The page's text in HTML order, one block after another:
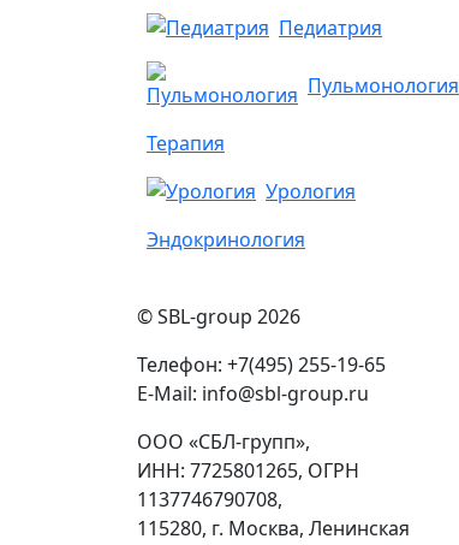
Педиатрия
Пульмонология
Терапия
Урология
Эндокринология
© SBL-group 2026
Телефон: +7(495) 255-19-65
E-Mail: info@sbl-group.ru
ООО «СБЛ-групп»,
ИНН: 7725801265, ОГРН
1137746790708,
115280, г. Москва, Ленинская